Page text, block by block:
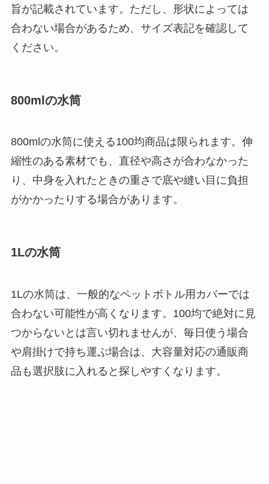
旨が記載されています。ただし、形状によっては
合わない場合があるため、サイズ表記を確認して
ください。
800mlの水筒
800mlの水筒に使える100均商品は限られます。伸
縮性のある素材でも、直径や高さが合わなかった
り、中身を入れたときの重さで底や縫い目に負担
がかかったりする場合があります。
1Lの水筒
1Lの水筒は、一般的なペットボトル用カバーでは
合わない可能性が高くなります。100均で絶対に見
つからないとは言い切れませんが、毎日使う場合
や肩掛けで持ち運ぶ場合は、大容量対応の通販商
品も選択肢に入れると探しやすくなります。